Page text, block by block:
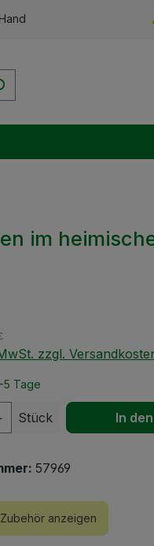
im
zzgl.
5 Tage
Gib
Stück In
57969
anzeigen